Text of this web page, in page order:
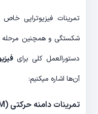
تمرینات فیزیوتراپی
شکستگی و همچنین مرحله
دستورالعمل کلی برای
آن‌ها اشاره میکنیم:
تمرینات دامنه حرکتی (ROM)